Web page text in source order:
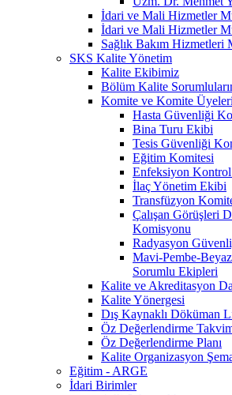
İdari ve Mali Hizmetler
İdari ve Mali Hizmetler
Sağlık Bakım Hizmetleri
SKS Kalite Yönetim
Kalite Ekibimiz
Bölüm Kalite
Komite ve Komite
Hasta Güvenliği
Bina Turu Ekibi
Tesis Güvenliği
Eğitim Komitesi
Enfeksiyon
İlaç Yönetim Ekibi
Transfüzyon
Çalışan Görüşleri
Komisyonu
Radyasyon
Mavi-Pembe-
Sorumlu Ekipleri
Kalite ve Akreditasyon
Kalite Yönergesi
Dış Kaynaklı Döküman
Öz Değerlendirme
Öz Değerlendirme Planı
Kalite Organizasyon
Eğitim - ARGE
İdari Birimler